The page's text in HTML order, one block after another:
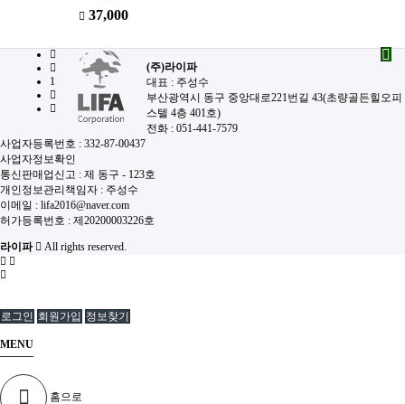
대웅제약 세노메가 식물성 RTG오메가3
37,000
1
(주)라이파
대표 : 주성수
부산광역시 동구 중앙대로221번길 43(초량골든힐오피
스텔 4층 401호)
전화 : 051-441-7579
사업자등록번호 : 332-87-00437
사업자정보확인
통신판매업신고 : 제 동구 - 123호
개인정보관리책임자 : 주성수
이메일 : lifa2016@naver.com
허가등록번호 : 제20200003226호
라이파 All rights reserved.
로그인 회원가입 정보찾기
MENU
홈으로